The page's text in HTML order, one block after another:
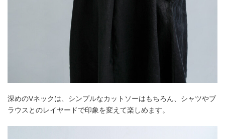
深めのVネックは、シンプルなカットソーはもちろん、シャツやブ
ラウスとのレイヤードで印象を変えて楽しめます。